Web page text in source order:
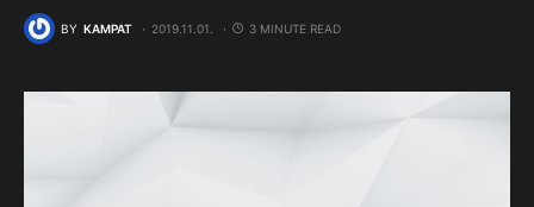
BY KAMPAT 2019.11.01. 3 MINUTE READ